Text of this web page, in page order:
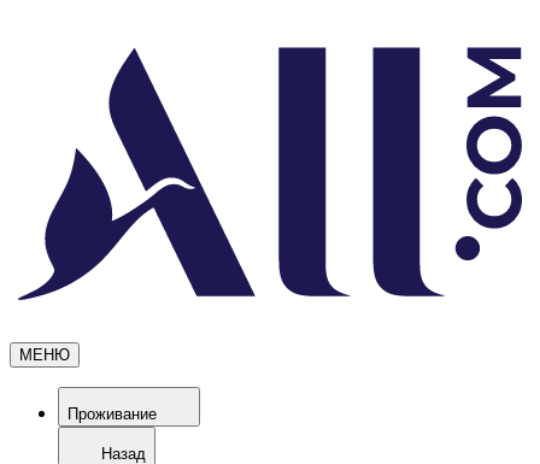
МЕНЮ
Проживание
Назад